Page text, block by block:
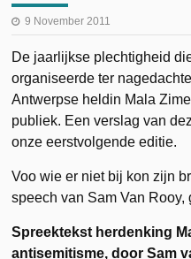
9 November 2011
De jaarlijkse plechtigheid
organiseerde ter
Antwerpse heldin Mala
publiek. Een verslag van
onze eerstvolgende editie.
Voo wie er niet bij kon zijn
speech van Sam Van Rooy,
Spreektekst herdenking
antisemitisme, door Sam